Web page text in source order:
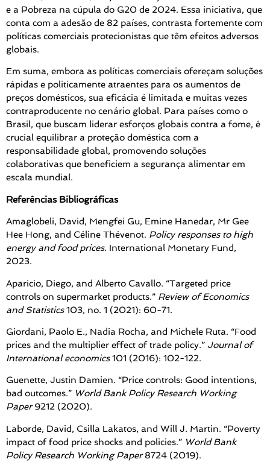
e a Pobreza na cúpula do G20 de 2024. Essa iniciativa, que
conta com a adesão de 82 países, contrasta fortemente com
políticas comerciais protecionistas que têm efeitos adversos
globais.
Em suma, embora as políticas comerciais ofereçam soluções
rápidas e politicamente atraentes para os aumentos de
preços domésticos, sua eficácia é limitada e muitas vezes
contraproducente no cenário global. Para países como o
Brasil, que buscam liderar esforços globais contra a fome, é
crucial equilibrar a proteção doméstica com a
responsabilidade global, promovendo soluções
colaborativas que beneficiem a segurança alimentar em
escala mundial.
Referências Bibliográficas
Amaglobeli, David, Mengfei Gu, Emine Hanedar, Mr Gee
Hee Hong, and Céline Thévenot. Policy responses to high
energy and food prices. International Monetary Fund,
2023.
Aparicio, Diego, and Alberto Cavallo. “Targeted price
controls on supermarket products.” Review of Economics
and Statistics103, no. 1 (2021): 60-71.
Giordani, Paolo E., Nadia Rocha, and Michele Ruta. “Food
prices and the multiplier effect of trade policy.” Journal of
International economics101 (2016): 102-122.
Guenette, Justin Damien. “Price controls: Good intentions,
bad outcomes.” World Bank Policy Research Working
Paper9212 (2020).
Laborde, David, Csilla Lakatos, and Will J. Martin. “Poverty
impact of food price shocks and policies.” World Bank
Policy Research Working Paper8724 (2019).